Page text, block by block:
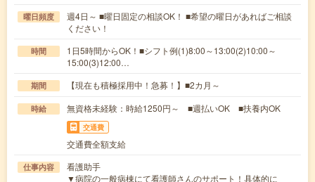
曜日頻度
週4日～ ■曜日固定の相談OK！ ■希望の曜日があればご相談
ください！
時間
1日5時間からOK！■シフト例(1)8:00～13:00(2)10:00～
15:00(3)12:00…
期間 【現在も積極採用中！急募！】■2カ月～
時給 無資格未経験：時給1250円～ ■週払いOK ■扶養内OK
交通費
交通費全額支給
仕事内容
看護助手
▼病院の一般病棟にて看護師さんのサポート！具体的に